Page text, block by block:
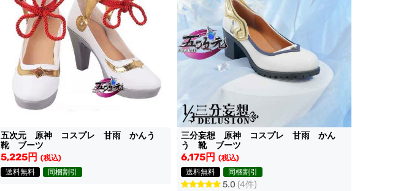
五次元 原神 コスプレ 甘雨 かんう
靴 ブーツ
5,225円 (税込)
送料無料
同梱割引
三分妄想 原神 コスプレ 甘雨 かん
う 靴 ブーツ
6,175円 (税込)
送料無料
同梱割引
5.0 (4件)